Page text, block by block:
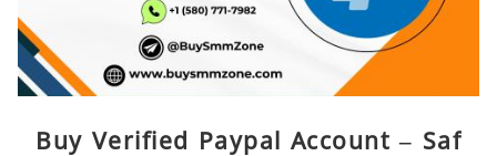
Buy Verified Paypal Account – Saf